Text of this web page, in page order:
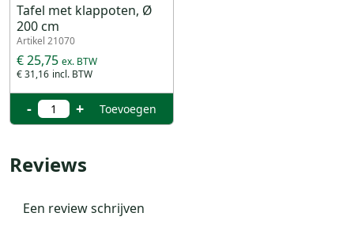
Tafel met klappoten, Ø
200 cm
Artikel 21070
€ 31,16
€ 25,75
- + Toevoegen
Reviews
Een review schrijven